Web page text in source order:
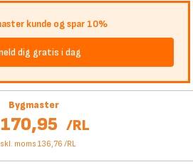
kunde og spar 10%
dig gratis i dag
Bygmaster
170,95 /RL
moms 136,76/RL